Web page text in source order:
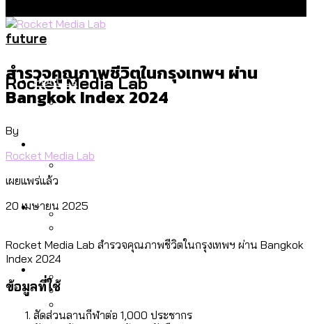
Rocket Media Lab
Politics
จราจรฯ เพิ่ม 150% มีเพียง 5 เขตที่งบเพิ่ม
เมื่อแยกท่องเที่ยวออกจากกีฬา กระทรวง
สำรวจเหตุไฟไหม้ในกรุงเทพฯ ส่วนใหญ่มา
ลัดวงจรมากที่สุด
สวนสาธารณะและพื้นที่สีเขียวใน กทม. เพิ่ม
Culture
ประเทศไหนทำได้บ้าง?
Economy
future
สำรวจคุณภาพชีวิตในกรุงเทพฯ ผ่าน
Bangkok Index 2024
By
Rocket Media Lab
เผยแพร่แล้ว
20 เมษายน 2025
Rocket Media Lab สำรวจคุณภาพชีวิตในกรุงเทพฯ ผ่าน Bangkok
Index 2024
ข้อมูลที่ใช้
สัดส่วนลานกีฬาต่อ 1,000 ประชากร